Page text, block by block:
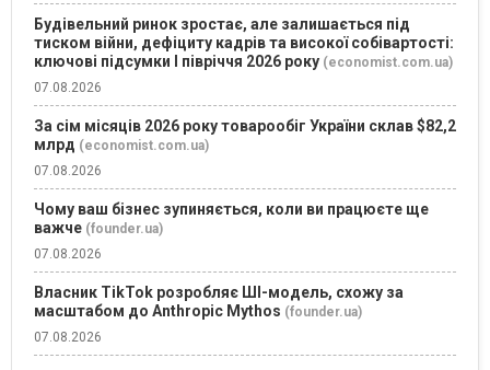
Будівельний ринок зростає, але залишається під
тиском війни, дефіциту кадрів та високої собівартості:
ключові підсумки І півріччя 2026 року (economist.com.ua)
07.08.2026
За сім місяців 2026 року товарообіг України склав $82,2
млрд (economist.com.ua)
07.08.2026
Чому ваш бізнес зупиняється, коли ви працюєте ще
важче (founder.ua)
07.08.2026
Власник TikTok розробляє ШІ-модель, схожу за
масштабом до Anthropic Mythos (founder.ua)
07.08.2026